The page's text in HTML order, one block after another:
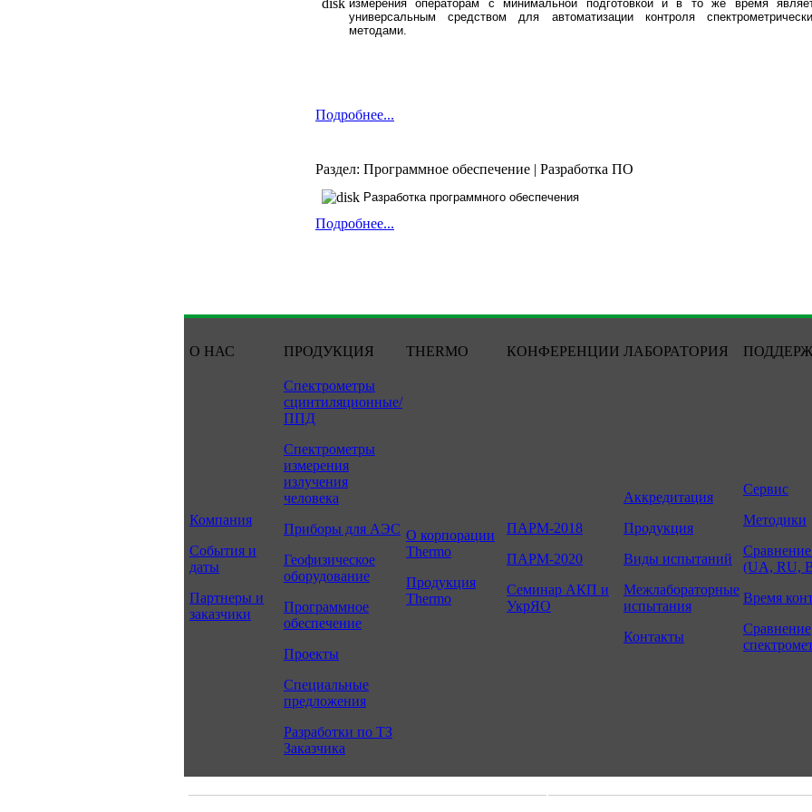
измерения операторам с минимальной подготовкой и в то же время
универсальным средством для автоматизации контроля
методами.
Подробнее...
Раздел: Программное обеспечение | Разработка ПО
Разработка программного обеспечения
Подробнее...
О НАС ПРОДУКЦИЯ THERMO КОНФЕРЕНЦИИ ЛАБОРАТОРИЯ
Компания
События и
даты
Партнеры и
заказчики
Спектрометры
сцинтиляционные/
ППД
Спектрометры
измерения
излучения
человека
Приборы для АЭС
Геофизическое
оборудование
Программное
обеспечение
Проекты
Специальные
предложения
Разработки по ТЗ
Заказчика
О корпорации
Thermo
Продукция
Thermo
ПАРМ-2018
ПАРМ-2020
Семинар АКП и
УкрЯО
Аккредитация
Продукция
Виды испытаний
Межлабораторные
испытания
Контакты
Сервис
Методики
(UA, RU,
Время
Сравнение